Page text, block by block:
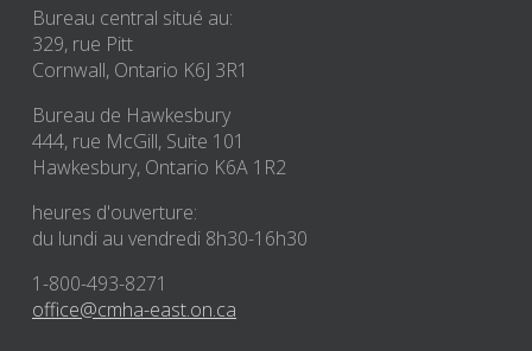
Bureau central situé au:
329, rue Pitt
Cornwall, Ontario K6J 3R1
Bureau de Hawkesbury
444, rue McGill, Suite 101
Hawkesbury, Ontario K6A 1R2
heures d'ouverture:
du lundi au vendredi 8h30-16h30
1-800-493-8271
office@cmha-east.on.ca